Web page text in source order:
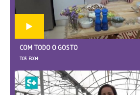
COM TODO O GOSTO
T03 E004